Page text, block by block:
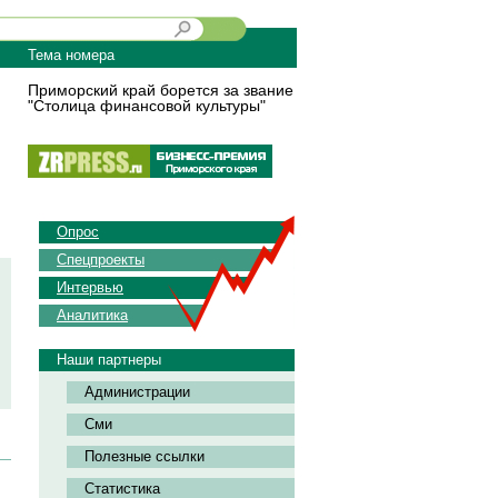
Тема номера
Приморский край борется за звание
"Столица финансовой культуры"
Опрос
Спецпроекты
Интервью
Аналитика
Наши партнеры
Администрации
Сми
Полезные ссылки
Статистика